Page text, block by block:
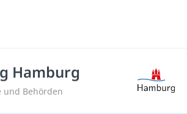
Hamburg
und Behörden